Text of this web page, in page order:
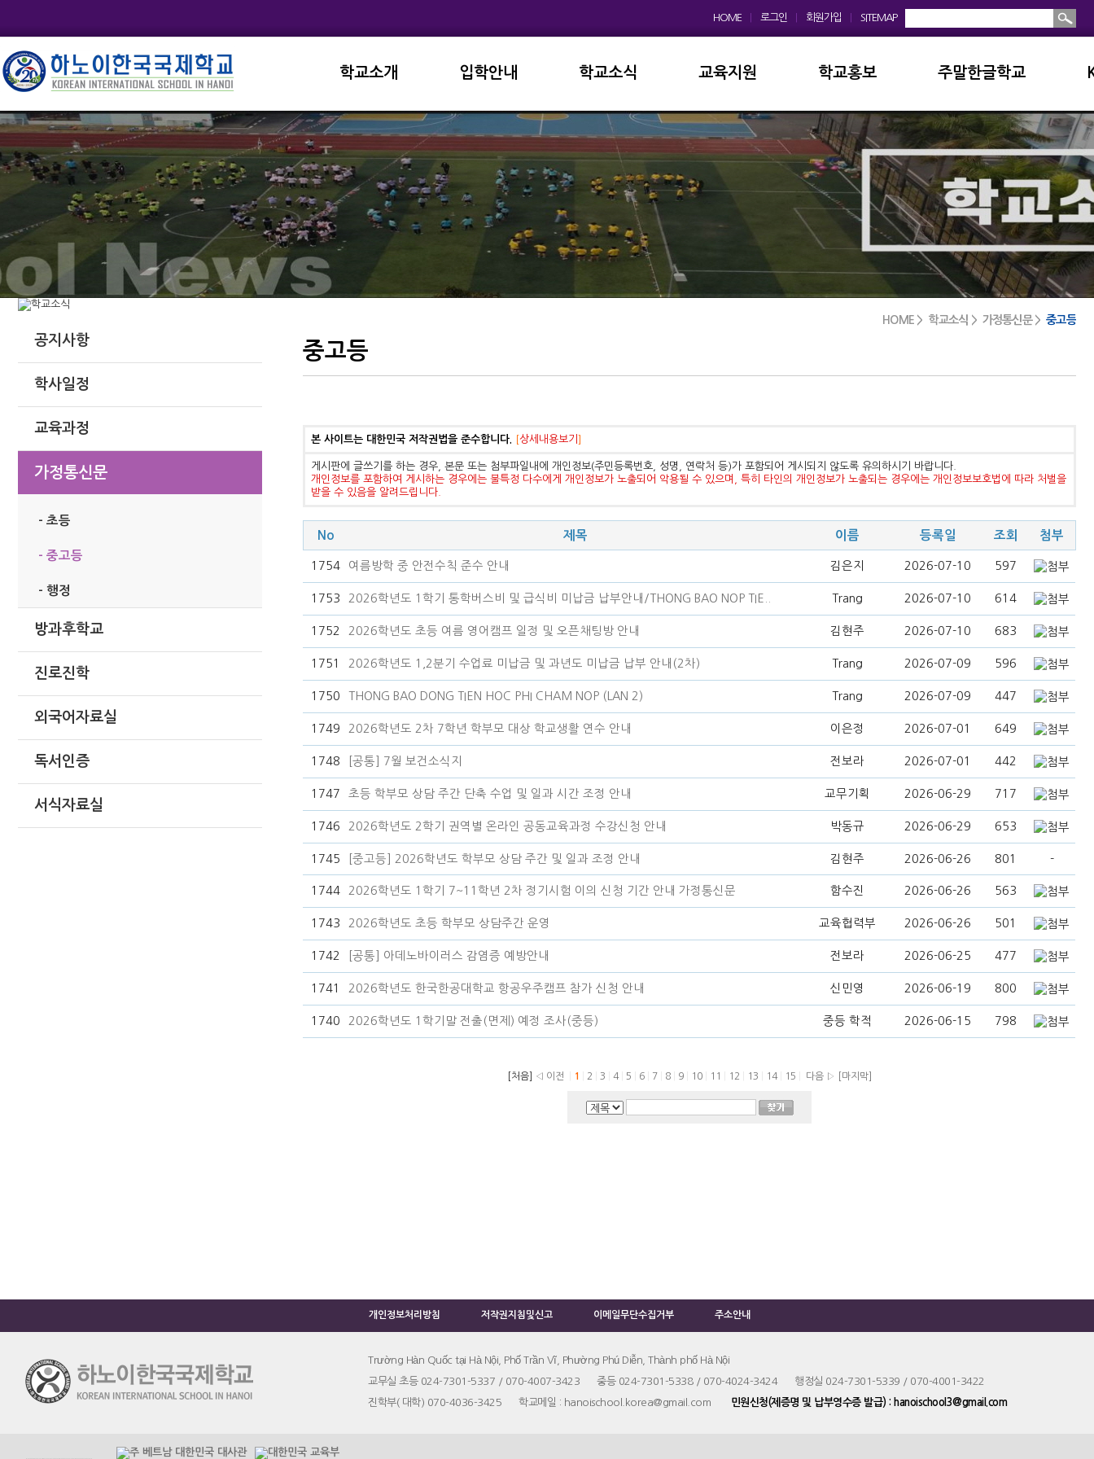
HOME 로그인 회원가입 SITEMAP
학교소개
교직원인사
학교상징
학교연혁
학교교육목표
학교현황
입학안내
중고등학교
학교소식
공지사항
학사일정
교육과정
가정통신문
방과후학교
외국어자료실
교육지원
이사회
학교운영위원회
학부모회
학교발전기금
학교홍보
학교앨범
홍보동영상
보도자료
디지털선도학교
주말한글학교
소개및현황
공지사항
입학안내
학교앨범
서식자료실
공지사항
학사일정
교육과정
가정통신문
- 초등
- 중고등
- 행정
방과후학교
진로진학
외국어자료실
독서인증
서식자료실
HOME > 학교소식 > 가정통신문 >중고등
중고등
본 사이트는 대한민국 저작권법을 준수합니다. [상세내용보기 ]
게시판에 글쓰기를 하는 경우, 본문 또는 첨부파일내에 개인정보(주민등록번호, 성명, 연락처 등)가 포함되어 게시되지 않도록 유의하시기 바랍니다.
개인정보를 포함하여 게시하는 경우에는 불특정 다수에게 개인정보가 노출되어 악용될 수 있으며, 특히 타인의 개인정보가 노출되는 경우에는 개인정보보호법에 따라 처벌을
받을 수 있음을 알려드립니다.
No 제목 이름 등록일 조회 첨부
1754 여름방학 중 안전수칙 준수 안내 김은지 2026-07-10 597
1753 2026학년도 1학기 통학버스비 및 급식비 미납금 납부안내/THONG BAO NOP TIE.. Trang 2026-07-10 614
1752 2026학년도 초등 여름 영어캠프 일정 및 오픈채팅방 안내 김현주 2026-07-10 683
1751 2026학년도 1,2분기 수업료 미납금 및 과년도 미납금 납부 안내(2차) Trang 2026-07-09 596
1750 THONG BAO DONG TIEN HOC PHI CHAM NOP (LAN 2) Trang 2026-07-09 447
1749 2026학년도 2차 7학년 학부모 대상 학교생활 연수 안내 이은정 2026-07-01 649
1748 [공통] 7월 보건소식지 전보라 2026-07-01 442
1747 초등 학부모 상담 주간 단축 수업 및 일과 시간 조정 안내 교무기획 2026-06-29 717
1746 2026학년도 2학기 권역별 온라인 공동교육과정 수강신청 안내 박동규 2026-06-29 653
1745 [중고등] 2026학년도 학부모 상담 주간 및 일과 조정 안내 김현주 2026-06-26 801 -
1744 2026학년도 1학기 7~11학년 2차 정기시험 이의 신청 기간 안내 가정통신문 함수진 2026-06-26 563
1743 2026학년도 초등 학부모 상담주간 운영 교육협력부 2026-06-26 501
1742 [공통] 아데노바이러스 감염증 예방안내 전보라 2026-06-25 477
1741 2026학년도 한국한공대학교 항공우주캠프 참가 신청 안내 신민영 2026-06-19 800
1740 2026학년도 1학기말 전출(면제) 예정 조사(중등) 중등 학적 2026-06-15 798
[처음] ◁ 이전 1 2 3 4 5 6 7 8 9 10 11 12 13 14 15 다음 ▷ [마지막]
개인정보처리방침 저작권지침및신고 이메일무단수집거부 주소안내
Trường Hàn Quốc tại Hà Nội, Phố Trần Vĩ, Phường Phú Diễn, Thành phố Hà Nội
교무실 초등 024-7301-5337 / 070-4007-3423 중등 024-7301-5338 / 070-4024-3424 행정실 024-7301-5339 / 070-4001-3422
진학부( 대학) 070-4036-3425 학교메일 : hanoischool.korea@gmail.com
민원신청(제증명 및 납부영수증 발급) : hanoischool3@gmail.com